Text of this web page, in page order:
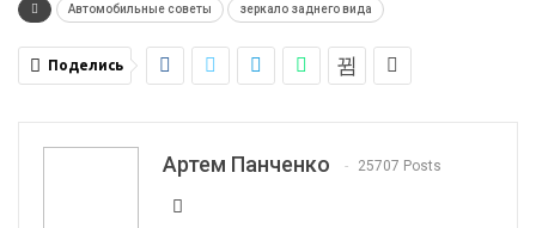
Автомобильные советы зеркало заднего вида
Поделись
Артем Панченко 25707 Posts